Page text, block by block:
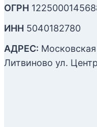
ОГРН
ИНН 5040182780
АДРЕС:
Литвиново ул.